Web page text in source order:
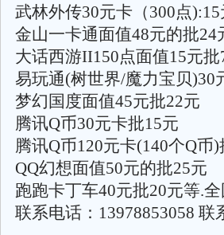
武林外传30元卡（300点):15
金山一卡通面值48元的批24
大话西游II150点面值15元批
易玩通(树世界/魔力宝贝)30
梦幻国度面值45元批22元
腾讯Q币30元卡批15元
腾讯Q币120元卡(140个Q币)
QQ幻想面值50元的批25元
跑跑卡丁车40元批20元等.
联系电话：13978853058 联